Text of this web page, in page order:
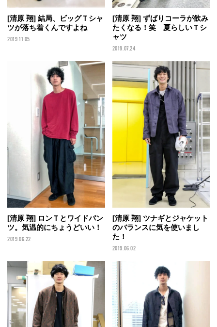
[清原 翔] 結局、ビッグＴシャ
ツが落ち着くんですよね
2019.11.05
[清原 翔] ずばりコーラが飲み
たくなる！笑 夏らしいＴシ
ャツ
2019.07.24
[清原 翔] ロンＴとワイドパン
ツ。気温的にちょうどいい！
2019.06.22
[清原 翔] ツナギとジャケット
のバランスに気を使いまし
た！
2019.06.02